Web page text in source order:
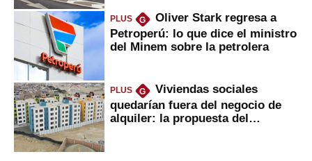
PLUS G
Oliver Stark regresa a
Petroperú: lo que dice el ministro
del Minem sobre la petrolera
PLUS G
Viviendas sociales
quedarían fuera del negocio de
alquiler: la propuesta del